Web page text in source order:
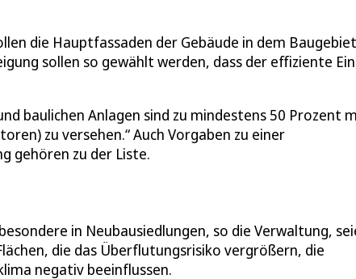
die Hauptfassaden der Gebäude in dem Baugebiet
sollen so gewählt werden, dass der effiziente
baulichen Anlagen sind zu mindestens 50 Prozent
zu versehen.“ Auch Vorgaben zu einer
gehören zu der Liste.
in Neubausiedlungen, so die Verwaltung,
die das Überflutungsrisiko vergrößern, die
negativ beeinflussen.